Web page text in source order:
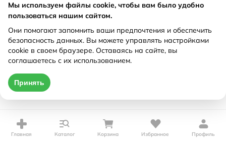
Главная Каталог Корзина Избранное Профиль
Мы используем файлы cookie, чтобы вам было удобно
пользоваться нашим сайтом.
Они помогают запомнить ваши предпочтения и обеспечить
безопасность данных. Вы можете управлять настройками
cookie в своем браузере. Оставаясь на сайте, вы
соглашаетесь с их использованием.
Принять